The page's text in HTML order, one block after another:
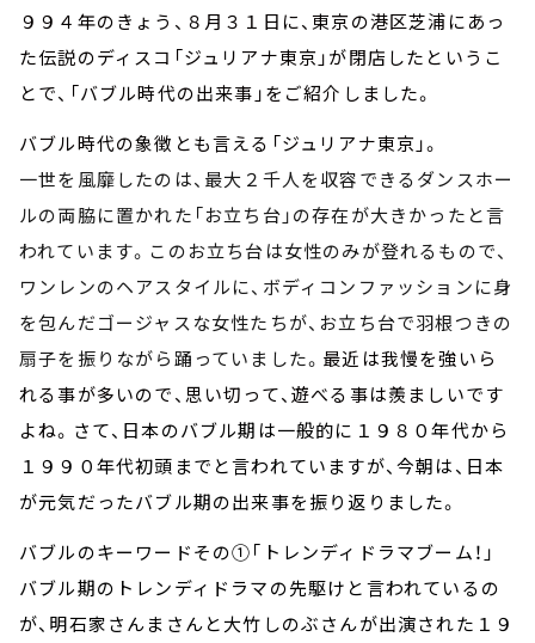
９９４年のきょう、８月３１日に、東京の港区芝浦にあっ
た伝説のディスコ「ジュリアナ東京」が閉店したというこ
とで、「バブル時代の出来事」をご紹介しました。
バブル時代の象徴とも言える「ジュリアナ東京」。
一世を風靡したのは、最大２千人を収容できるダンスホー
ルの両脇に置かれた「お立ち台」の存在が大きかったと言
われています。このお立ち台は女性のみが登れるもので、
ワンレンのヘアスタイルに、ボディコンファッションに身
を包んだゴージャスな女性たちが、お立ち台で羽根つきの
扇子を振りながら踊っていました。 最近は我慢を強いら
れる事が多いので、思い切って、遊べる事は羨ましいです
よね。 さて、日本のバブル期は一般的に１９８０年代から
１９９０年代初頭までと言われていますが、今朝は、日本
が元気だったバブル期の出来事を振り返りました。
バブルのキーワードその①「トレンディドラマブーム！」
バブル期のトレンディドラマの先駆けと言われているの
が、明石家さんまさんと大竹しのぶさんが出演された１９